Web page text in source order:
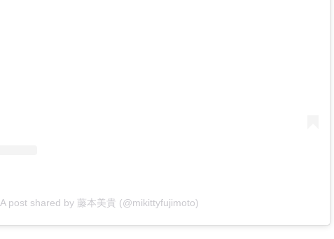
A post shared by 藤本美貴 (@mikittyfujimoto)